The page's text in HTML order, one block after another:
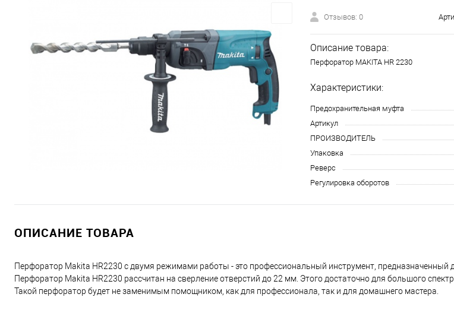
Отзывов: 0
Описание товара:
Перфоратор MAKITA HR 2230
Характеристики:
Предохранительная муфта
Артикул
ПРОИЗВОДИТЕЛЬ
Упаковка
Реверс
Регулировка оборотов
ОПИСАНИЕ ТОВАРА
Перфоратор Makita HR2230 с двумя режимами работы - это профессиональный инструмент, предназначенный
Перфоратор Makita HR2230 рассчитан на сверление отверстий до 22 мм. Этого достаточно для большого
Такой перфоратор будет не заменимым помощником, как для профессионала, так и для домашнего мастера.